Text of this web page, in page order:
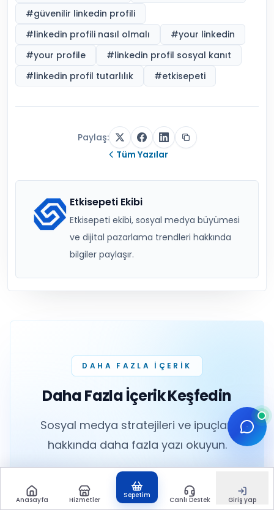
#güvenilir linkedin profili
#linkedin profili nasıl olmalı #your linkedin
#your profile #linkedin profil sosyal kanıt
#linkedin profil tutarlılık #etkisepeti
Paylaş:
Tüm Yazılar
Etkisepeti Ekibi
Etkisepeti ekibi, sosyal medya büyümesi
ve dijital pazarlama trendleri hakkında
bilgiler paylaşır.
DAHA FAZLA IÇERIK
Daha Fazla İçerik Keşfedin
Sosyal medya stratejileri ve ipuçları
hakkında daha fazla yazı okuyun.
Tüm Blog Yazıları
Anasayfa Hizmetler
Sepetim
Canlı Destek Giriş yap